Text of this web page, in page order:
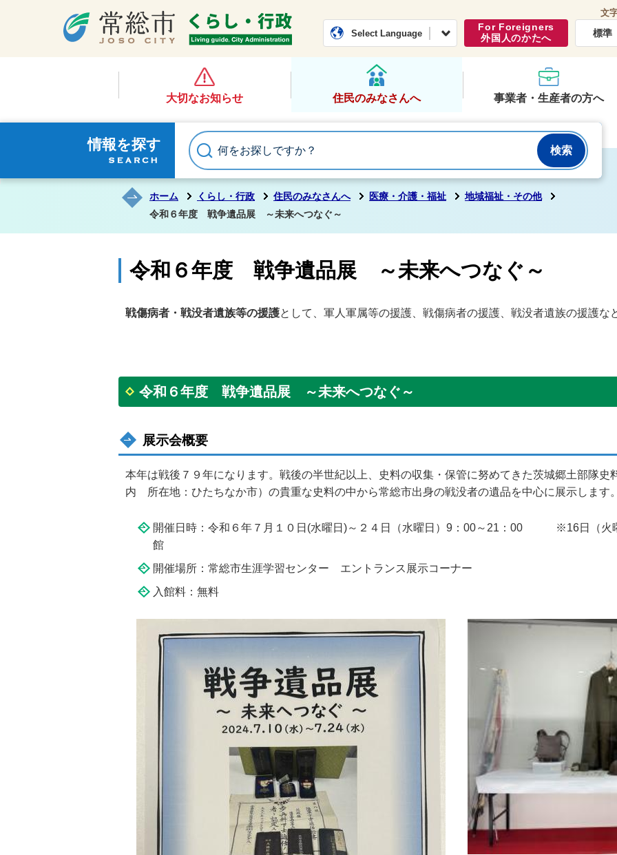
常総市公式ホームページくらし・行政
Select Language
For Foreigners
外国人のかたへ
文
標準
大切なお知らせ 住民のみなさんへ 事業者・生産者の方へ
情報を探す
ホーム くらし・行政 住民のみなさんへ 医療・介護・福祉
地域福祉・その他
令和６年度 戦争遺品展 ～未来へつなぐ～
令和６年度 戦争遺品展 ～未来へつなぐ～
戦傷病者・戦没者遺族等の援護として、軍人軍属等の援護、戦傷病者の援護、戦没者遺族の援護な
令和６年度 戦争遺品展 ～未来へつなぐ～ ※展示
展示会概要
本年は戦後７９年になります。戦後の半世紀以上、史料の収集・保管に努めてきた茨城郷土部隊史
内 所在地：ひたちなか市）の貴重な史料の中から常総市出身の戦没者の遺品を中心に展示します
開催日時：令和６年７月１０日(水曜日)～２４日（水曜日）9：00～21：00 ※16日（火
館
開催場所：常総市生涯学習センター エントランス展示コーナー
入館料：無料